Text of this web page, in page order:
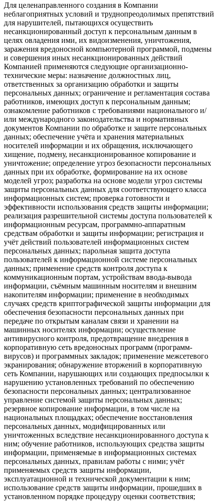
Для целенаправленного создания в Компании
неблагоприятных условий и труднопреодолимых препятствий
для нарушителей, пытающихся осуществить
несанкционированный доступ к персональным данным в
целях овладения ими, их видоизменения, уничтожения,
заражения вредоносной компьютерной программой, подмены
и совершения иных несанкционированных действий
Компанией применяются следующие организационно-
технические меры: назначение должностных лиц,
ответственных за организацию обработки и защиты
персональных данных; ограничение и регламентация состава
работников, имеющих доступ к персональным данным;
ознакомление работников с требованиями национального и/
или международного законодательства и нормативных
документов Компании по обработке и защите персональных
данных; обеспечение учёта и хранения материальных
носителей информации и их обращения, исключающего
хищение, подмену, несанкционированное копирование и
уничтожение; определение угроз безопасности персональных
данных при их обработке, формирование на их основе
моделей угроз; разработка на основе модели угроз системы
защиты персональных данных для соответствующего класса
информационных систем; проверка готовности и
эффективности использования средств защиты информации;
реализация разрешительной системы доступа пользователей к
информационным ресурсам, программно-аппаратным
средствам обработки и защиты информации; регистрация и
учёт действий пользователей информационных систем
персональных данных; парольная защита доступа
пользователей к информационной системе персональных
данных; применение средств контроля доступа к
коммуникационным портам, устройствам ввода-вывода
информации, съёмным машинным носителям и внешним
накопителям информации; применение в необходимых
случаях средств криптографической защиты информации для
обеспечения безопасности персональных данных при
передаче по открытым каналам связи и хранении на
машинных носителях информации; осуществление
антивирусного контроля, предотвращение внедрения в
корпоративную сеть вредоносных программ (программ-
вирусов) и программных закладок; применение межсетевого
экранирования; обнаружение вторжений в корпоративную
сеть Компании, нарушающих или создающих предпосылки к
нарушению установленных требований по обеспечению
безопасности персональных данных; централизованное
управление системой защиты персональных данных;
резервное копирование информации, в том числе на
национальных площадках; обеспечение восстановления
персональных данных, модифицированных или
уничтоженных вследствие несанкционированного доступа к
ним; обучение работников, использующих средства защиты
информации, применяемые в информационных системах
персональных данных, правилам работы с ними; учёт
применяемых средств защиты информации,
эксплуатационной и технической документации к ним;
использование средств защиты информации, прошедших в
установленном порядке процедуру оценки соответствия;